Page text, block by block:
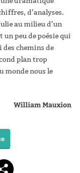
d’analyses.
au milieu d’un
un peu de poésie qui
des chemins de
plan trop
monde nous le
William Mauxion